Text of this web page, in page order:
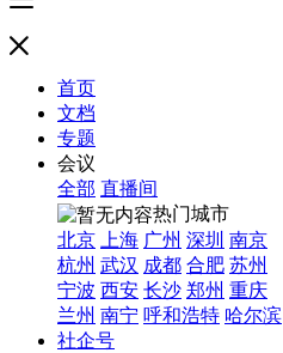
首页
文档
专题
会议
全部 直播间
热门城市
北京
上海 广州 深圳 南京
杭州 武汉 成都 合肥 苏州
宁波 西安 长沙 郑州 重庆
兰州 南宁 呼和浩特 哈尔滨
社企号